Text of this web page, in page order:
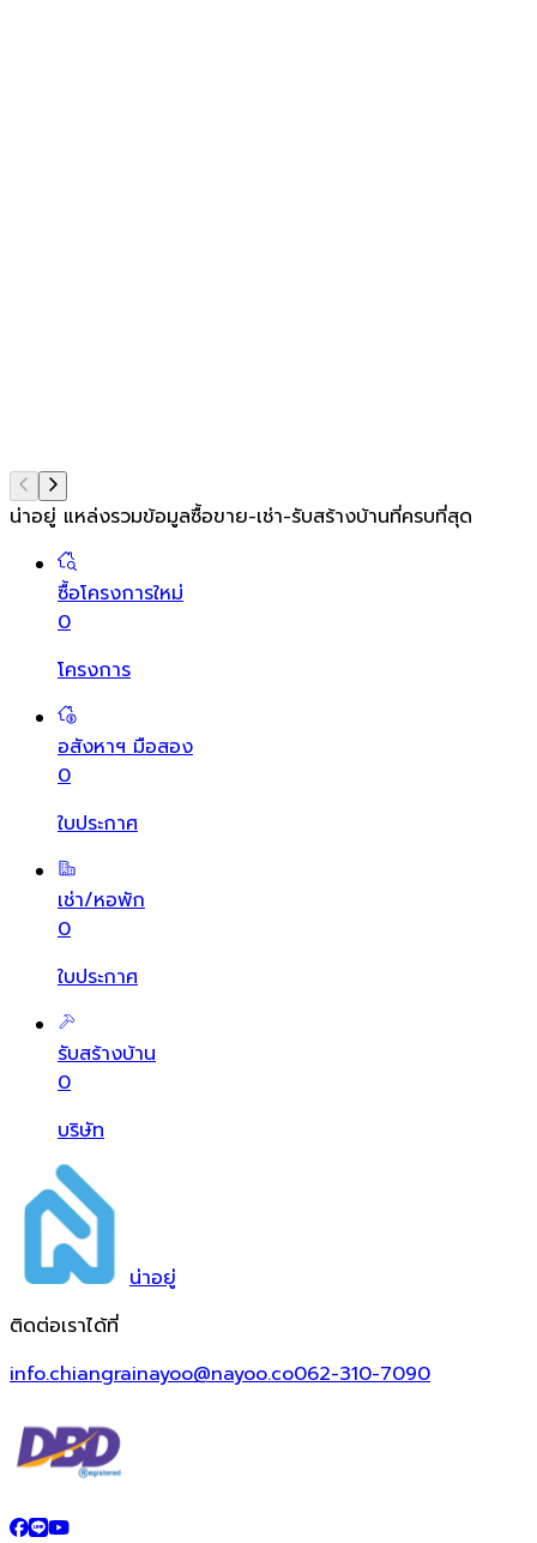
น่าอยู่ แหล่งรวมข้อมูลซื้อขาย-เช่า-รับสร้างบ้านที่ครบที่สุด
ซื้อโครงการใหม่
0
โครงการ
อสังหาฯ มือสอง
0
ใบประกาศ
เช่า/หอพัก
0
ใบประกาศ
รับสร้างบ้าน
0
บริษัท
น่าอยู่
ติดต่อเราได้ที่
info.chiangrainayoo@nayoo.co062-310-7090